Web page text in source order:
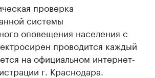
проверка
системы
оповещения населения с
проводится каждый
на официальном интернет-
г. Краснодара.